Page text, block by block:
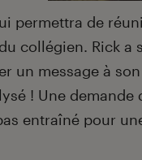
permettra de
collégien. Rick a
un message à
! Une demande
entraîné pour